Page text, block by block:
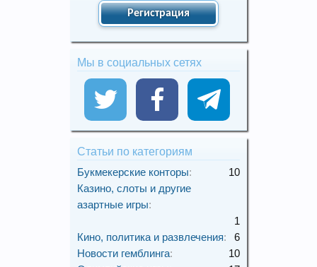
Регистрация
Мы в социальных сетях
Статьи по категориям
Букмекерские конторы:
10
Казино, слоты и другие
азартные игры:
1
Кино, политика и развлечения:
6
Новости гемблинга:
10